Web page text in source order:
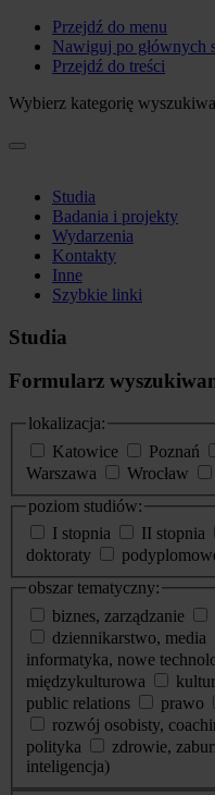
Przejdź do menu
Nawiguj po głównych
Przejdź do treści
Wybierz kategorię
Studia
Badania i projekty
Wydarzenia
Kontakty
Inne
Szybkie linki
Studia
Formularz
lokalizacja:
Katowice
Poznań
Warszawa
Wrocław
poziom studiów:
I stopnia
II stopnia
doktoraty
obszar tematyczny:
biznes, zarządzanie
dziennikarstwo, media
informatyka, nowe
międzykulturowa
public relations
prawo
rozwój osobisty,
polityka
zdrowie,
inteligencja)